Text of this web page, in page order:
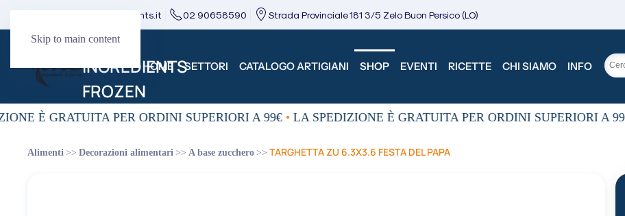
Skip to main content
direzione@mcingredients.it 02 90658590 Strada Provinciale 181 3/5 Zelo Buon Persico (LO)
HOME SETTORI CATALOGO ARTIGIANI SHOP EVENTI RICETTE CHI SIAMO INFO
È GRATUITA PER ORDINI SUPERIORI A 99€ • LA SPEDIZIONE È GRATUITA PER ORDINI SUPERIORI A 99€
Alimenti Decorazioni alimentari A base zucchero TARGHETTA ZU 6.3X3.6 FESTA DEL PAPA